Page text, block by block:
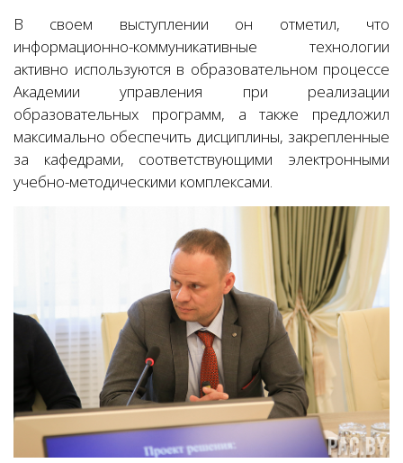
В своем выступлении он отметил, что
информационно-коммуникативные технологии
активно используются в образовательном процессе
Академии управления при реализации
образовательных программ, а также предложил
максимально обеспечить дисциплины, закрепленные
за кафедрами, соответствующими электронными
учебно-методическими комплексами.